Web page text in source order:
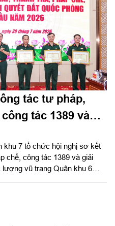
tác tư pháp,
tác 1389 và
khu 7 tổ chức hội nghị sơ kết
chế, công tác 1389 và giải
vũ trang Quân khu 6